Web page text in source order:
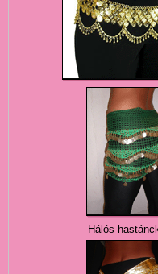
Hálós